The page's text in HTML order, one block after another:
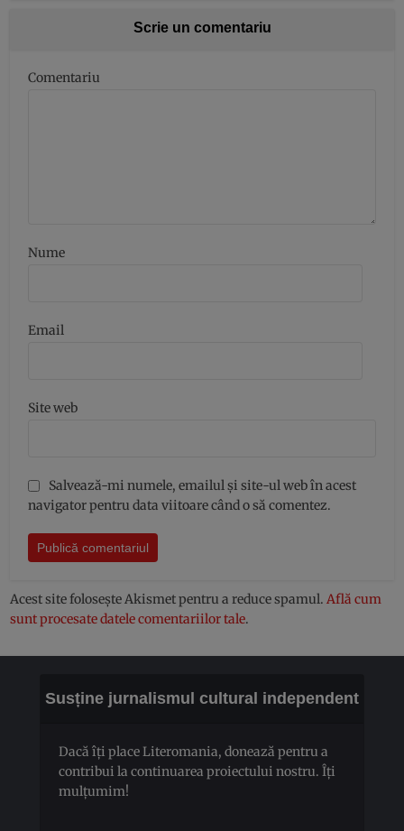
Scrie un comentariu
Comentariu
Nume
Email
Site web
Salvează-mi numele, emailul și site-ul web în acest
navigator pentru data viitoare când o să comentez.
Acest site folosește Akismet pentru a reduce spamul.Află cum
sunt procesate datele comentariilor tale.
Susține jurnalismul cultural independent
Dacă îți place Literomania, donează pentru a
contribui la continuarea proiectului nostru. Îți
mulțumim!